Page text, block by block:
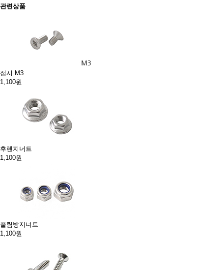
관련상품
접시 M3
1,100원
후렌지너트
1,100원
풀림방지너트
1,100원